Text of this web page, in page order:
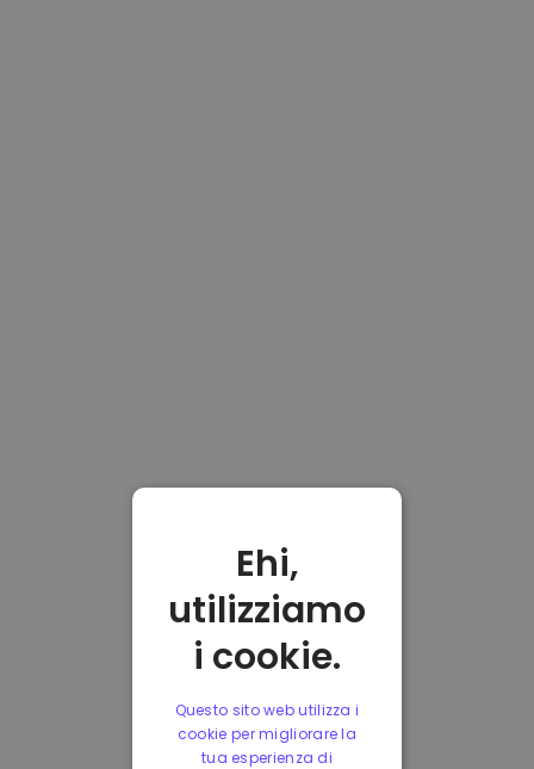
Ehi,
utilizziamo
i cookie.
Questo sito web utilizza i
cookie per migliorare la
tua esperienza di